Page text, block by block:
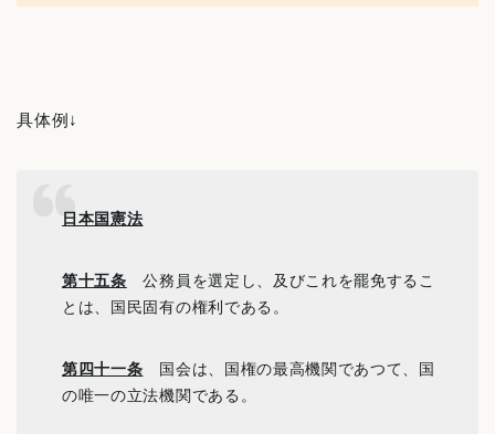
具体例↓
日本国憲法
第十五条 公務員を選定し、及びこれを罷免するこ
とは、国民固有の権利である。
第四十一条 国会は、国権の最高機関であつて、国
の唯一の立法機関である。